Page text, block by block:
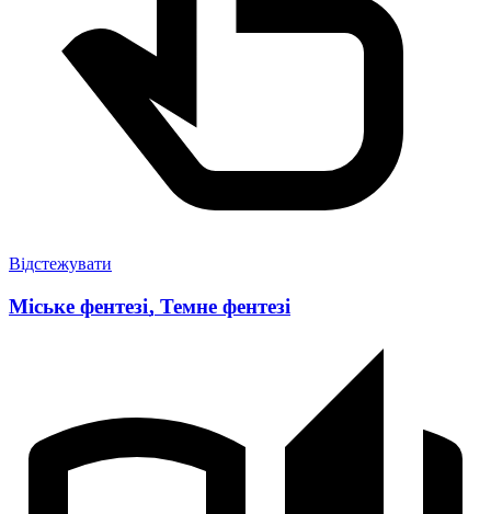
Відстежувати
Міське фентезі, Темне фентезі